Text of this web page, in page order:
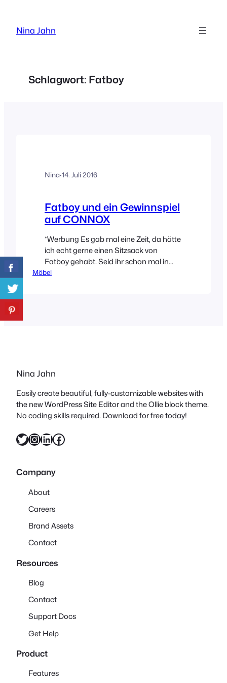
springen
Nina Jahn
Schlagwort: Fatboy
Nina·14. Juli 2016
Fatboy und ein Gewinnspiel
auf CONNOX
*Werbung Es gab mal eine Zeit, da hätte
ich echt gerne einen Sitzsack von
Fatboy gehabt. Seid ihr schon mal in
einem gesessen? Ich fand die
Möbel
Nina Jahn
Easily create beautiful, fully-customizable websites with
the new WordPress Site Editor and the Ollie block theme.
No coding skills required. Download for free today!
Twitter InstagramLinkedIn Facebook
Company
About
Careers
Brand Assets
Contact
Resources
Blog
Contact
Support Docs
Get Help
Product
Features